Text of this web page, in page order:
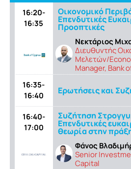
16:20-
16:35
Οικονομικό
Επενδυτικές
Προοπτικές
Νεκτάριος
Διευθυντής
Μελετών/
Manager, Bank
16:35-
16:40
Ερωτήσεις και
16:40-
17:00
Συζήτηση
Επενδυτικές
θεωρία στην
Φάνος
Senior
Capital